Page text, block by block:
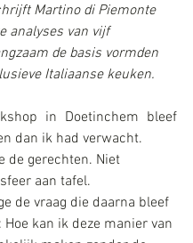
Martino di Piemonte
analyses van vijf
de basis vormden
Italiaanse keuken.
in Doetinchem bleef
dan ik had verwacht.
de gerechten. Niet
aan tafel.
de vraag die daarna bleef
kan ik deze manier van